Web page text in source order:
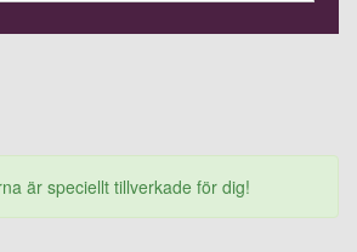
är speciellt tillverkade för dig!